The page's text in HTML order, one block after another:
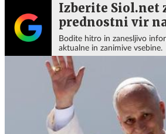
Izberite Siol.net
prednostni vir
Bodite hitro in zanesljivo
aktualne in zanimive vsebine.